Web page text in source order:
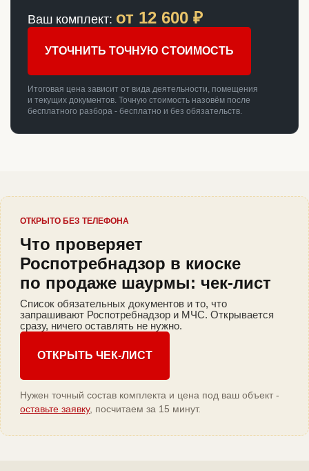
Ваш комплект: от 12 600 ₽
УТОЧНИТЬ ТОЧНУЮ СТОИМОСТЬ
Итоговая цена зависит от вида деятельности, помещения
и текущих документов. Точную стоимость назовём после
бесплатного разбора - бесплатно и без обязательств.
ОТКРЫТО БЕЗ ТЕЛЕФОНА
Что проверяет
Роспотребнадзор в киоске
по продаже шаурмы: чек-лист
Список обязательных документов и то, что
запрашивают Роспотребнадзор и МЧС. Открывается
сразу, ничего оставлять не нужно.
ОТКРЫТЬ ЧЕК-ЛИСТ
Нужен точный состав комплекта и цена под ваш объект -
оставьте заявку, посчитаем за 15 минут.